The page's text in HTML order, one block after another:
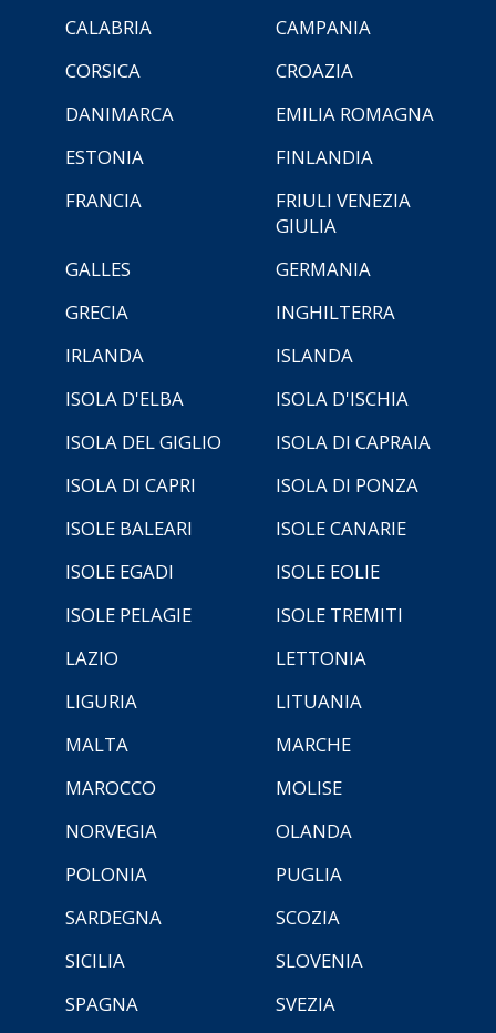
CALABRIA
CAMPANIA
CORSICA
CROAZIA
DANIMARCA
EMILIA ROMAGNA
ESTONIA
FINLANDIA
FRANCIA
FRIULI VENEZIA
GIULIA
GALLES
GERMANIA
GRECIA
INGHILTERRA
IRLANDA
ISLANDA
ISOLA D'ELBA
ISOLA D'ISCHIA
ISOLA DEL GIGLIO
ISOLA DI CAPRAIA
ISOLA DI CAPRI
ISOLA DI PONZA
ISOLE BALEARI
ISOLE CANARIE
ISOLE EGADI
ISOLE EOLIE
ISOLE PELAGIE
ISOLE TREMITI
LAZIO
LETTONIA
LIGURIA
LITUANIA
MALTA
MARCHE
MAROCCO
MOLISE
NORVEGIA
OLANDA
POLONIA
PUGLIA
SARDEGNA
SCOZIA
SICILIA
SLOVENIA
SPAGNA
SVEZIA